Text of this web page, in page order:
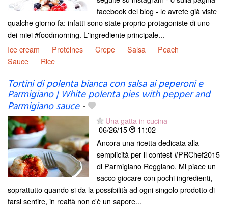
facebook del blog - le avrete già viste
qualche giorno fa; infatti sono state proprio protagoniste di uno
dei miei #foodmorning. L'ingrediente principale...
Ice cream
Protéines Crepe Salsa
Peach
Sauce
Rice
Tortini di polenta bianca con salsa ai peperoni e
Parmigiano | White polenta pies with pepper and
Parmigiano sauce-
Una gatta in cucina
06/26/15
11:02
Ancora una ricetta dedicata alla
semplicità per il contest #PRChef2015
di Parmigiano Reggiano. Mi piace un
sacco giocare con pochi ingredienti,
soprattutto quando si da la possibilità ad ogni singolo prodotto di
farsi sentire, in realtà non c'è un sapore...